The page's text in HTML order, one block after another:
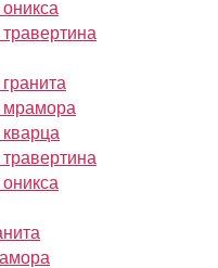
мрамора